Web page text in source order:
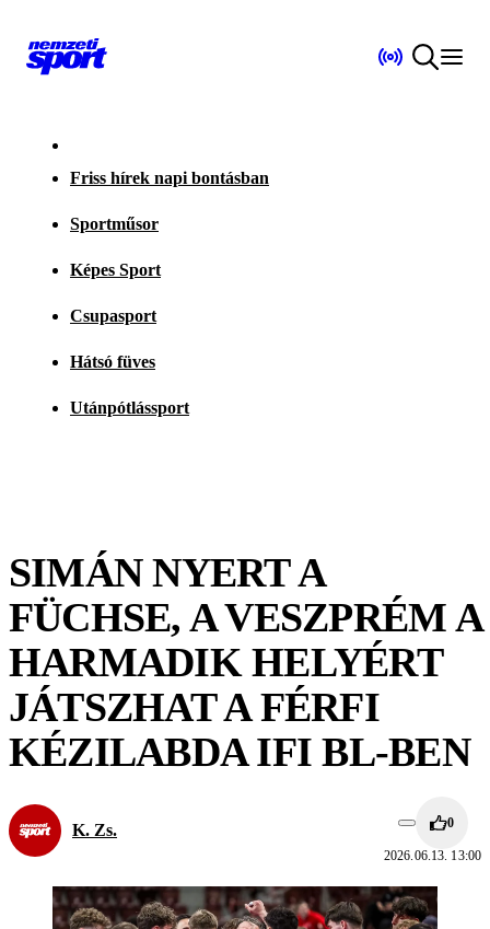
Friss hírek napi bontásban
Sportműsor
Képes Sport
Csupasport
Hátsó füves
Utánpótlássport
SIMÁN NYERT A
FÜCHSE, A VESZPRÉM A
HARMADIK HELYÉRT
JÁTSZHAT A FÉRFI
KÉZILABDA IFI BL-BEN
K. Zs. 0
2026.06.13. 13:00